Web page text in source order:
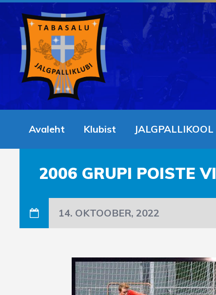
Avaleht Klubist JALGPALLIKOOL
2006 GRUPI POISTE
14. OKTOOBER, 2022